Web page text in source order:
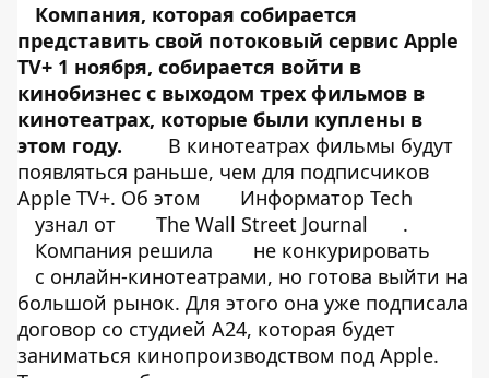
Компания, которая собирается
представить свой потоковый сервис Apple
TV+ 1 ноября, собирается войти в
кинобизнес с выходом трех фильмов в
кинотеатрах, которые были куплены в
этом году.
В кинотеатрах фильмы будут
появляться раньше, чем для подписчиков
Apple TV+. Об этом
Информатор Tech
узнал от
The Wall Street Journal
.
Компания решила
не конкурировать
с онлайн-кинотеатрами, но готова выйти на
большой рынок. Для этого она уже подписала
договор со студией А24, которая будет
заниматься кинопроизводством под Apple.